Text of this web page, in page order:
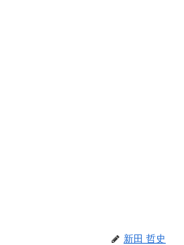
新田 哲史